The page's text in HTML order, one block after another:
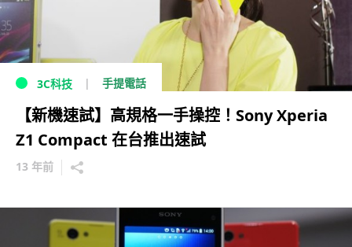
3C科技 手提電話
【新機速試】高規格一手操控！Sony Xperia
Z1 Compact 在台推出速試
13 年前